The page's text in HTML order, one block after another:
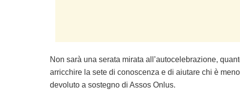
Non sarà una serata mirata all’autocelebrazione,
arricchire la sete di conoscenza e di aiutare chi è
devoluto a sostegno di Assos Onlus.